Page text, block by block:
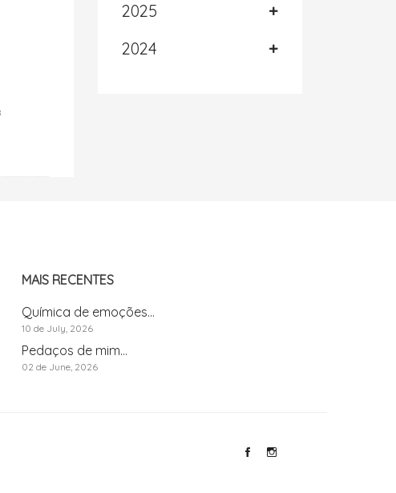
2025
2024
MAIS RECENTES
Química de emoções...
10 de July, 2026
Pedaços de mim...
02 de June, 2026